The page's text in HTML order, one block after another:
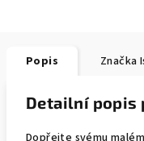
Popis Značka
Detailní popis
Dopřejte svému